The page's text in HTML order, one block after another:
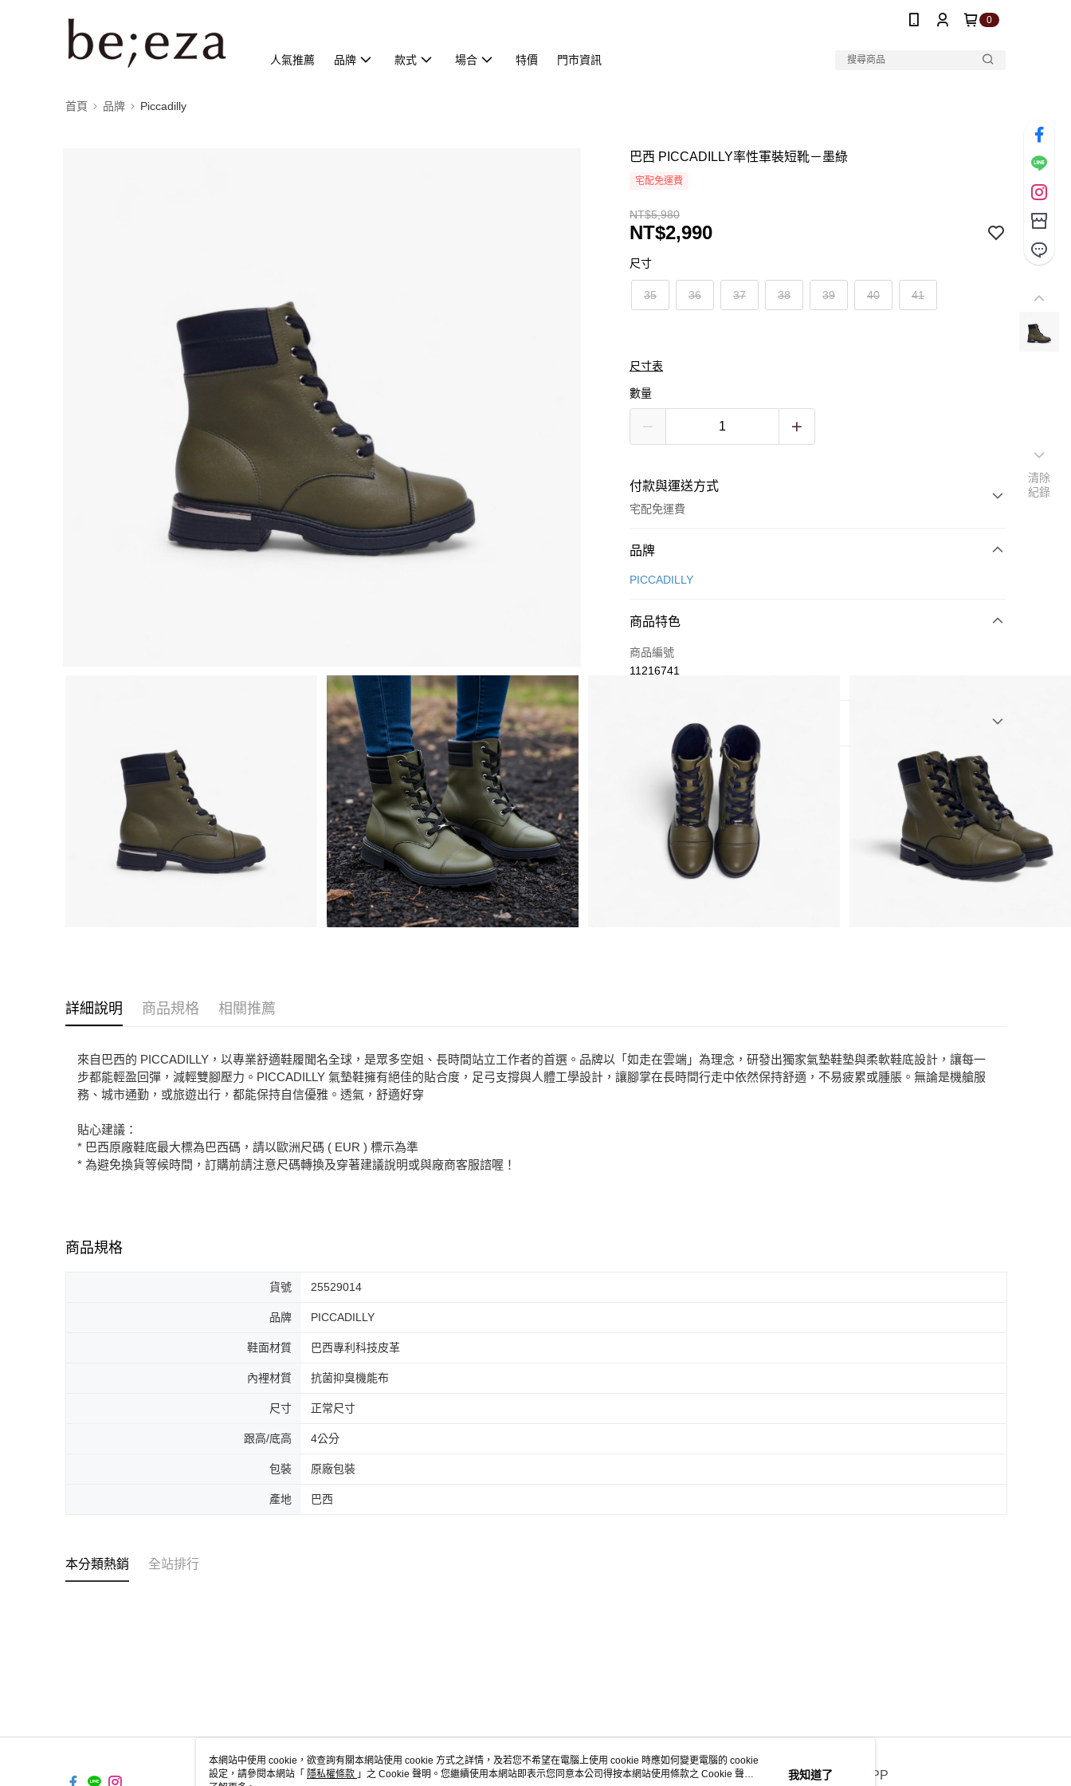
0
人氣推薦 品牌 款式 場合 特價 門市資訊
首頁 品牌 Piccadilly
巴西 PICCADILLY率性軍裝短靴－墨綠
宅配免運費
NT$5,980
NT$2,990
尺寸
35 36 37 38 39 40 41
尺寸表
數量
付款與運送方式
宅配免運費
付款方式
信用卡一次付款
悠遊付
運送方式
品牌
PICCADILLY
商品特色
商品編號
11216741
商品相關分類 (3)
Piccadilly
都會時尚
雨靴、雪靴
客服
詳細說明 商品規格 相關推薦
來自巴西的 PICCADILLY，以專業舒適鞋履聞名全球，是眾多空姐、長時間站立工作者的首選。品牌以「如走在雲端」為理念，研發出獨家氣墊鞋墊與柔軟鞋底設計，讓每一
步都能輕盈回彈，減輕雙腳壓力。PICCADILLY 氣墊鞋擁有絕佳的貼合度，足弓支撐與人體工學設計，讓腳掌在長時間行走中依然保持舒適，不易疲累或腫脹。無論是機艙服
務、城市通勤，或旅遊出行，都能保持自信優雅。透氣，舒適好穿
貼心建議：
* 巴西原廠鞋底最大標為巴西碼，請以歐洲尺碼 ( EUR ) 標示為準
* 為避免換貨等候時間，訂購前請注意尺碼轉換及穿著建議說明或與廠商客服諮喔！
商品規格
貨號 25529014
品牌 PICCADILLY
鞋面材質 巴西專利科技皮革
內裡材質 抗菌抑臭機能布
尺寸 正常尺寸
跟高/底高 4公分
包裝 原廠包裝
產地 巴西
本分類熱銷 全站排行
關於我們 客服資訊 官方APP
清除
紀錄
本網站中使用 cookie，欲查詢有關本網站使用 cookie 方式之詳情，及若您不希望在電腦上使用 cookie 時應如何變更電腦的 cookie
設定，請參閱本網站「 隱私權條款 」之 Cookie 聲明。您繼續使用本網站即表示您同意本公司得按本網站使用條款之 Cookie 聲明
我知道了